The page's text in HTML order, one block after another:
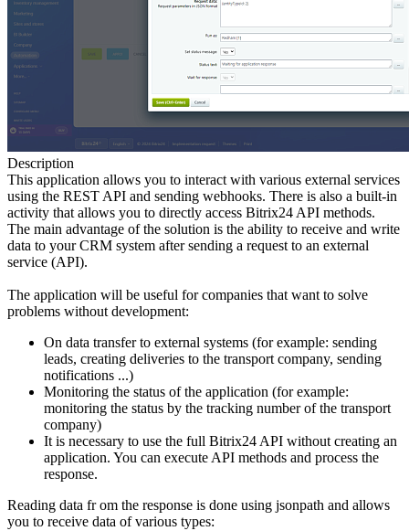
Description
This application allows you to interact with various external services
using the REST API and sending webhooks. There is also a built-in
activity that allows you to directly access Bitrix24 API methods.
The main advantage of the solution is the ability to receive and write
data to your CRM system after sending a request to an external
service (API).
The application will be useful for companies that want to solve
problems without development:
On data transfer to external systems (for example: sending
leads, creating deliveries to the transport company, sending
notifications ...)
Monitoring the status of the application (for example:
monitoring the status by the tracking number of the transport
company)
It is necessary to use the full Bitrix24 API without creating an
application. You can execute API methods and process the
response.
Reading data fr om the response is done using jsonpath and allows
you to receive data of various types: